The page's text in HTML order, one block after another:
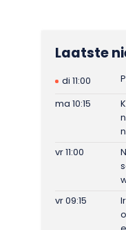
Laatste
di 11:00
ma 10:15
vr 11:00
vr 09:15